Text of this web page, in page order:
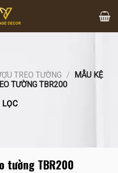
TREO TƯỜNG /
MẪU KỆ
TƯỜNG TBR200
LỌC
tường TBR200